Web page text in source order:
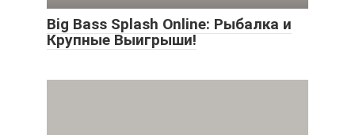
Big Bass Splash Online: Рыбалка и
Крупные Выигрыши!